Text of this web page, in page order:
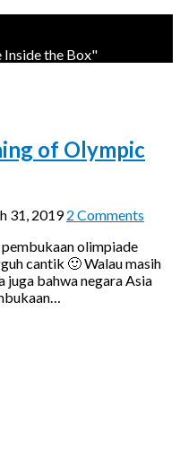
Inside the Box"
of Olympic
31, 2019 2 Comments
olimpiade
cantik 🙂 Walau masih
juga bahwa negara Asia